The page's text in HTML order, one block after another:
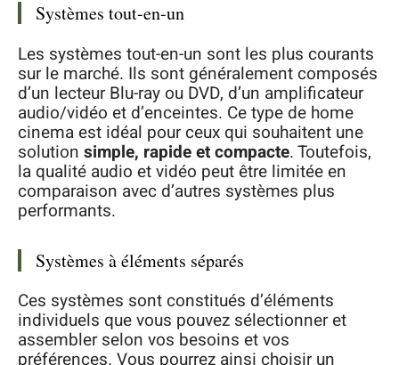
Systèmes tout-en-un
Les systèmes tout-en-un sont les plus courants
sur le marché. Ils sont généralement composés
d’un lecteur Blu-ray ou DVD, d’un amplificateur
audio/vidéo et d’enceintes. Ce type de home
cinema est idéal pour ceux qui souhaitent une
solution simple, rapide et compacte. Toutefois,
la qualité audio et vidéo peut être limitée en
comparaison avec d’autres systèmes plus
performants.
Systèmes à éléments séparés
Ces systèmes sont constitués d’éléments
individuels que vous pouvez sélectionner et
assembler selon vos besoins et vos
préférences. Vous pourrez ainsi choisir un